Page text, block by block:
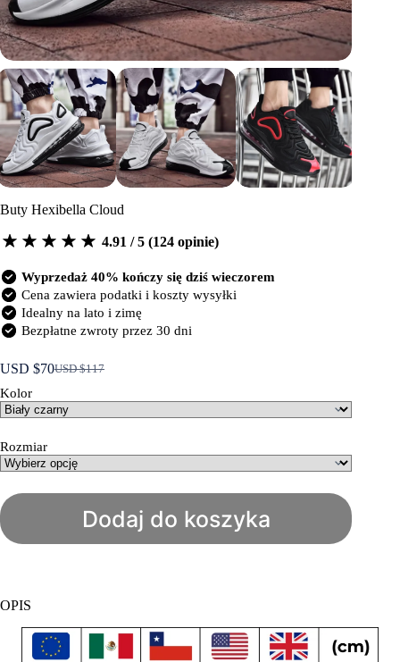
Buty Hexibella Cloud
4.91 / 5 (124 opinie)
Wyprzedaż 40% kończy się dziś wieczorem
Cena zawiera podatki i koszty wysyłki
Idealny na lato i zimę
Bezpłatne zwroty przez 30 dni
USD $117
Pierwotna
wynosiła:
USD $70Aktualna
wynosi:
Kolor
Rozmiar
Dodaj do koszyka
OPIS